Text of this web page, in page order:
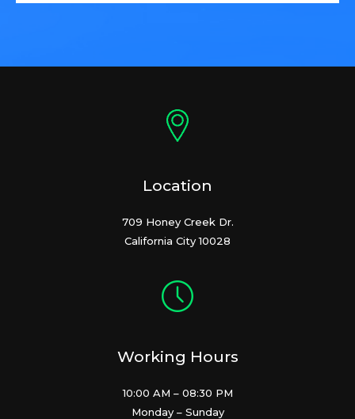
Location
709 Honey Creek Dr.
California City 10028
Working Hours
10:00 AM – 08:30 PM
Monday – Sunday